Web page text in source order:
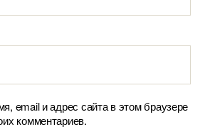
email и адрес сайта в этом браузере
комментариев.